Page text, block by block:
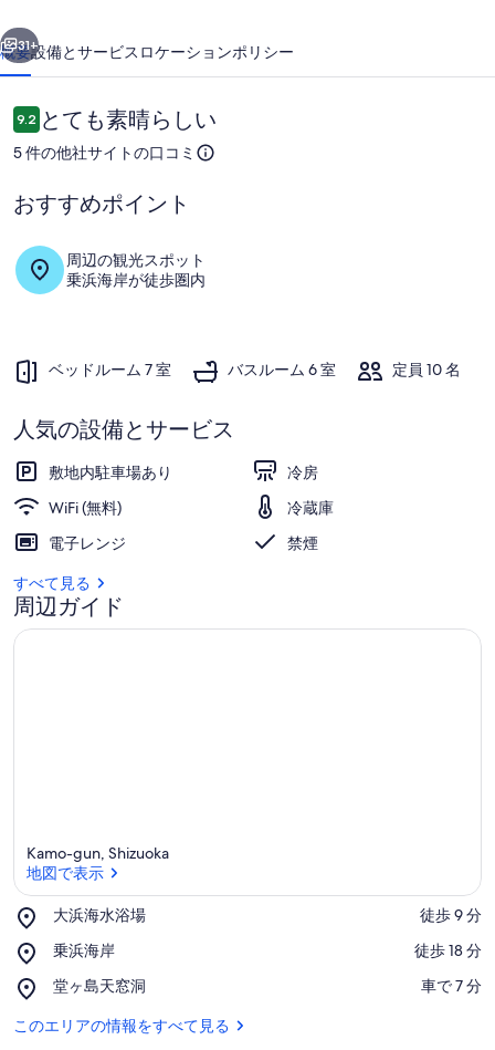
た
西
伊
豆
宿/7
部
屋
員
名
の
棟
切
イ
宿
賀
茂
郡
31+
概要設備とサービス ロケーションポリシー
口
コ
ミ
9.210段階中9.2
とても素晴らしい
5 件の他社サイトの口コミ
おすすめポイント
周辺の観光スポット
乗浜海岸が徒歩圏内
ベッドルーム 7 室 バスルーム 6 室 定員 10 名
人気の設備とサービス
敷地内駐車場あり
冷房
WiFi (無料)
冷蔵庫
電子レンジ
禁煙
すべて見る
周辺ガイド
Kamo-gun, Shizuoka
地図で表示
大浜海水浴場
Place,
浜
海
水
場
‪徒歩 9 分‬
乗浜海岸
Place,
浜
岸
‪徒歩 18 分‬
堂ヶ島天窓洞
Place,
ヶ
‪車で 7 分‬
このエリアの情報をすべて見る